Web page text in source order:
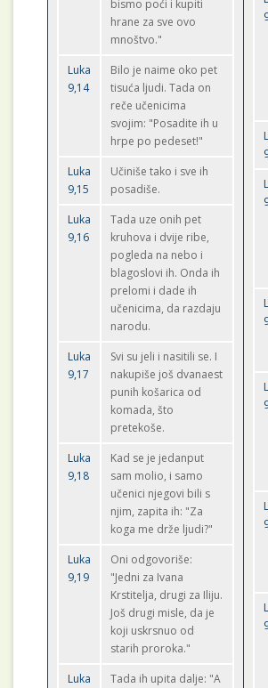
bismo poći i kupiti
hrane za sve ovo
mnoštvo."
Luka
9,14
Bilo je naime oko pet
tisuća ljudi. Tada on
reče učenicima
svojim: "Posadite ih u
hrpe po pedeset!"
Luka
9,15
Učiniše tako i sve ih
posadiše.
Luka
9,16
Tada uze onih pet
kruhova i dvije ribe,
pogleda na nebo i
blagoslovi ih. Onda ih
prelomi i dade ih
učenicima, da razdaju
narodu.
Luka
9,17
Svi su jeli i nasitili se. I
nakupiše još dvanaest
punih košarica od
komada, što
pretekoše.
Luka
9,18
Kad se je jedanput
sam molio, i samo
učenici njegovi bili s
njim, zapita ih: "Za
koga me drže ljudi?"
Luka
9,19
Oni odgovoriše:
"Jedni za Ivana
Krstitelja, drugi za Iliju.
Još drugi misle, da je
koji uskrsnuo od
starih proroka."
Luka
Tada ih upita dalje: "A